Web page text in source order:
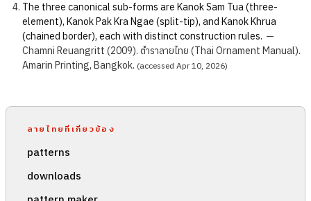
The three canonical sub-forms are Kanok Sam Tua (three-
element), Kanok Pak Kra Ngae (split-tip), and Kanok Khrua
(chained border), each with distinct construction rules. —
Chamni Reuangritt (2009). ตำราลายไทย (Thai Ornament Manual).
Amarin Printing, Bangkok. (accessed Apr 10, 2026)
ลายไทยที่เกี่ยวข้อง
patterns
downloads